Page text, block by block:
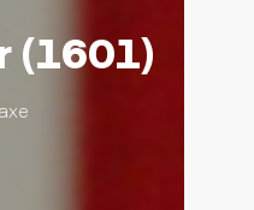
(1601)